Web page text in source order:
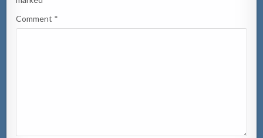
Comment *